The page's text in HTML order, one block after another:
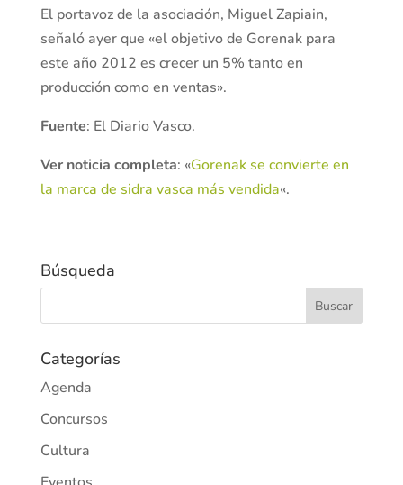
El portavoz de la asociación, Miguel Zapiain,
señaló ayer que «el objetivo de Gorenak para
este año 2012 es crecer un 5% tanto en
producción como en ventas».
Fuente: El Diario Vasco.
Ver noticia completa: «Gorenak se convierte en
la marca de sidra vasca más vendida«.
Búsqueda
Categorías
Agenda
Concursos
Cultura